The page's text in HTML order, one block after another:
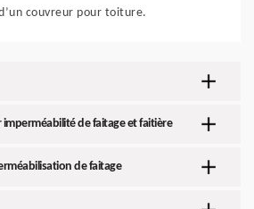
couvreur pour toiture.
de faitage et faitière
de faitage